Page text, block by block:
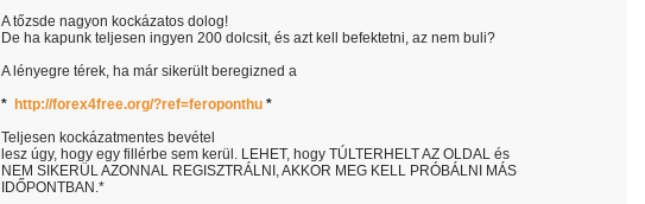
A tőzsde nagyon kockázatos dolog!
De ha kapunk teljesen ingyen 200 dolcsit, és azt kell befektetni, az nem buli?
A lényegre térek, ha már sikerült beregizned a
* http://forex4free.org/?ref=feroponthu *
Teljesen kockázatmentes bevétel
lesz úgy, hogy egy fillérbe sem kerül. LEHET, hogy TÚLTERHELT AZ OLDAL és
NEM SIKERÜL AZONNAL REGISZTRÁLNI, AKKOR MEG KELL PRÓBÁLNI MÁS
IDŐPONTBAN.*